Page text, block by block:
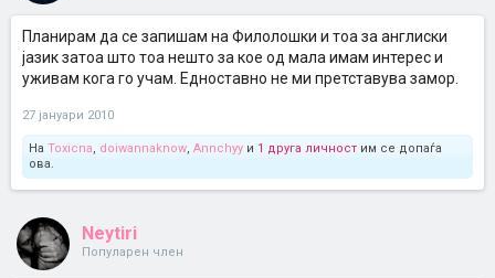
Планирам да се запишам на Филолошки и тоа за англиски
јазик затоа што тоа нешто за кое од мала имам интерес и
уживам кога го учам. Едноставно не ми претставува замор.
27 јануари 2010
На Toxicna, doiwannaknow, Annchyy и 1 друга личност им се допаѓа
ова.
Neytiri
Популарен член